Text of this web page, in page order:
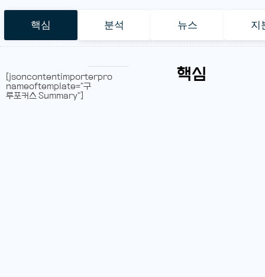
핵심 분석 뉴스 지
핵심
[jsoncontentimporterpro
nameoftemplate="구
루포커스 Summary"]